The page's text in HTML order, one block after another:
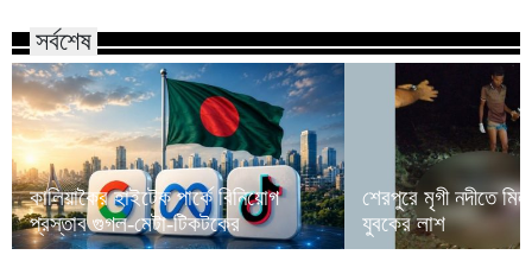
সর্বশেষ
কালিয়াকৈর হাইটেক পার্কে বিনিয়োগ
প্রস্তাব গুগল-মেটা-টিকটকের
শেরপুরে মৃগী নদীতে
যুবকের লাশ